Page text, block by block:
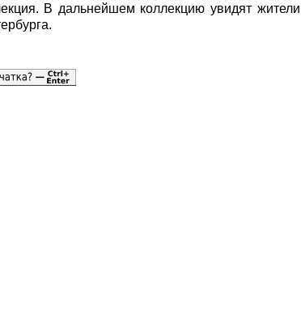
В дальнейшем коллекцию увидят жители